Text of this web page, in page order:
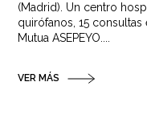
(Madrid). Un centro
quirófanos, 15
Mutua ASEPEYO....
VER MÁS